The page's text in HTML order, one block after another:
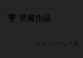
受賞作品
ドイツゲーム大賞